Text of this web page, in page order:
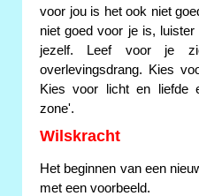
voor jou is het ook niet
niet goed voor je is,
jezelf. Leef voor je
overlevingsdrang. Kies
Kies voor licht en liefde
zone'.
Wilskracht
Het beginnen van een
met een voorbeeld.